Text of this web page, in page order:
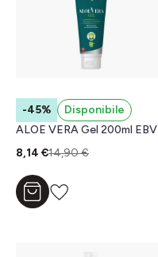
-45%
Disponibile
ALOE VERA Gel 200ml EBV
8,14 €14,90 €
Aggiungi al carrello